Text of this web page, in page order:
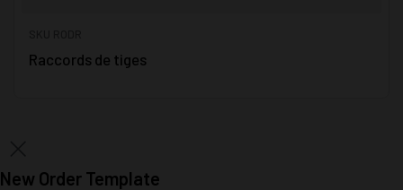
Raccords de tiges
New Order Template